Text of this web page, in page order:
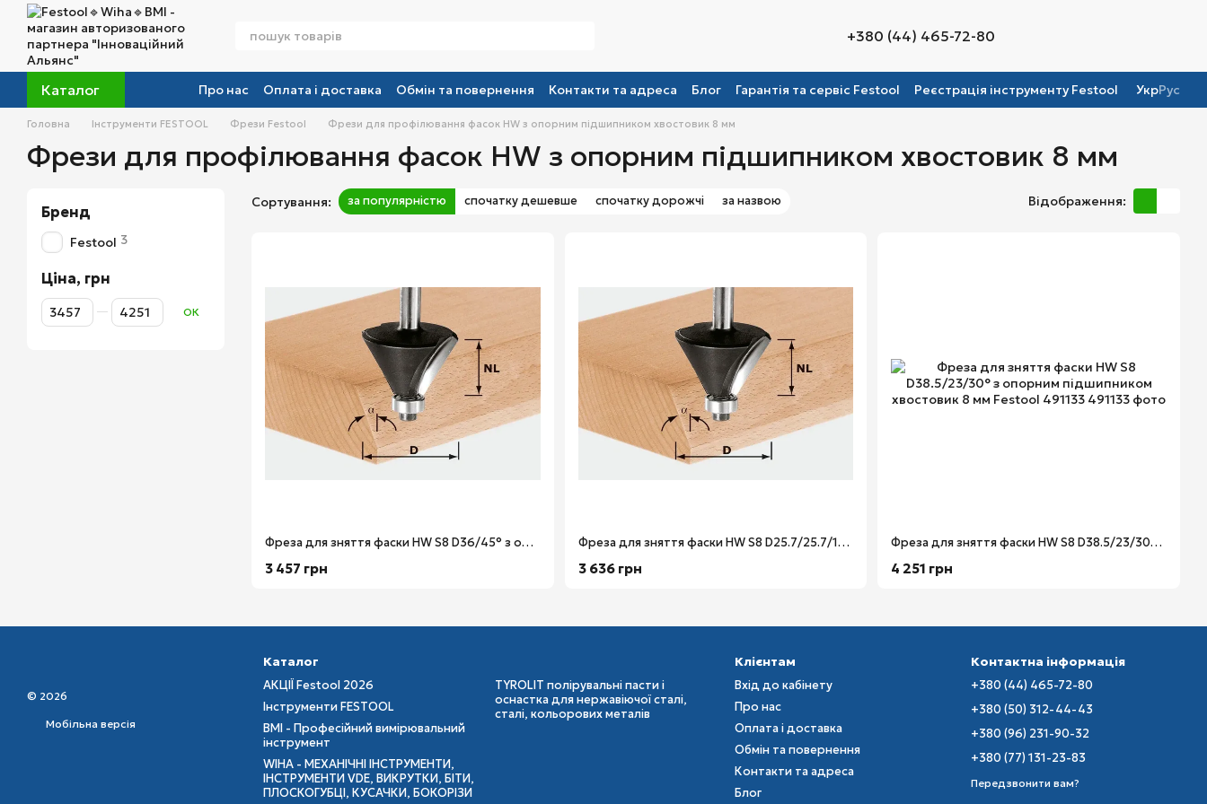
Перейти до основного контенту
+380 (44) 465-72-80
Каталог Про нас Оплата і доставка Обмін та повернення Контакти та адреса Блог Гарантія та сервіс Festool Реєстрація інструменту Festool УкрРус
Головна Інструменти FESTOOL Фрези Festool Фрези для профілювання фасок HW з опорним підшипником хвостовик 8 мм
Фрези для профілювання фасок HW з опорним підшипником хвостовик 8 мм
Сортування: за популярністю спочатку дешевше спочатку дорожчі за назвою Відображення:
Фреза для зняття фаски HW S8 D36/45° з опорним підшипником хвостовик 8 мм Festool 491025
3 457 грн
Фреза для зняття фаски HW S8 D25.7/25.7/15° з опорним підшипником хвостовик 8 мм Festool 491132
3 636 грн
Фреза для зняття фаски HW S8 D38.5/23/30° з опорним підшипником хвостовик 8 мм Festool 491133
4 251 грн
Бренд
Festool 3
Ціна, грн
Від Ціна, грн
До Ціна, грн ОК
© 2026
Мобільна версія
Каталог
АКЦІЇ Festool 2026
Інструменти FESTOOL
BMI - Професійний вимірювальний
інструмент
WIHA - МЕХАНІЧНІ ІНСТРУМЕНТИ,
ІНСТРУМЕНТИ VDE, ВИКРУТКИ, БІТИ,
ПЛОСКОГУБЦІ, КУСАЧКИ, БОКОРІЗИ
TYROLIT полірувальні пасти і
оснастка для нержавіючої сталі,
сталі, кольорових металів
Клієнтам
Вхід до кабінету
Про нас
Оплата і доставка
Обмін та повернення
Контакти та адреса
Блог
Контактна інформація
+380 (44) 465-72-80
+380 (50) 312-44-43
+380 (96) 231-90-32
+380 (77) 131-23-83
Передзвонити вам?